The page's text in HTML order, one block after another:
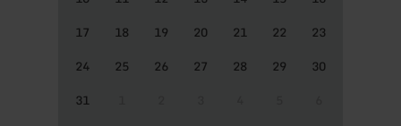
17
18 19 20 21 22
23
24
25 26 27 28 29
30
31